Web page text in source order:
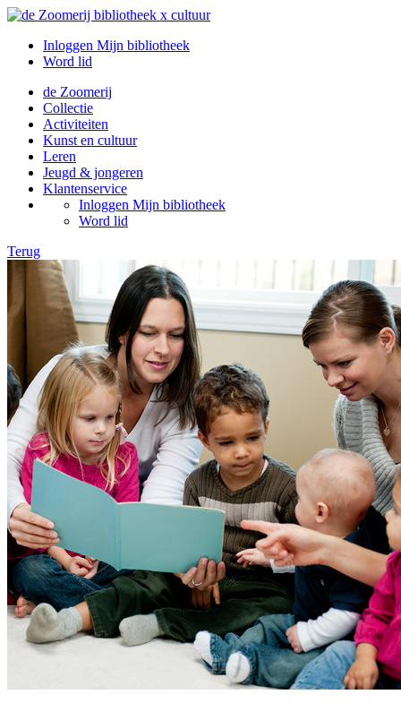
Inloggen Mijn bibliotheek
Word lid
de Zoomerij
Collectie
Activiteiten
Kunst en cultuur
Leren
Jeugd & jongeren
Klantenservice
Inloggen Mijn bibliotheek
Word lid
Terug